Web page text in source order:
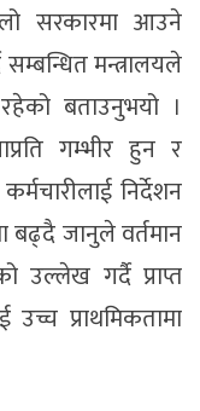
सरकारमा आउने
मन्त्रालयले
बताउनुभयो ।
गम्भीर हुन र
निर्देशन
बढ्दै जानुले वर्तमान
उल्लेख गर्दै प्राप्त
प्राथमिकतामा